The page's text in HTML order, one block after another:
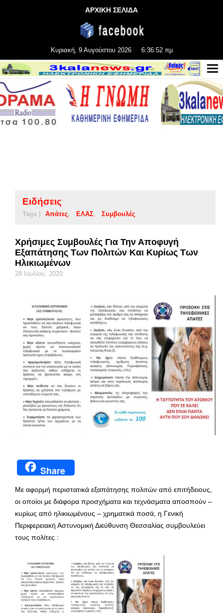
ΑΡΧΙΚΗ ΣΕΛΙΔΑ
Κυριακή, 9 Αυγούστου 2026 6:36:53 πμ
Ειδήσεις
Tags | Απάτες ΕΛΑΣ Συμβουλές
Χρήσιμες Συμβουλές Για Την Αποφυγή
Εξαπάτησης Των Πολιτών Και Κυρίως Των
Ηλικιωμένων
28 Ιουλίου, 2020
Share
Με αφορμή περιστατικά εξαπάτησης πολιτών από επιτήδειους,
οι οποίοι με διάφορα προσχήματα και τεχνάσματα αποσπούν –
κυρίως από ηλικιωμένους – χρηματικά ποσά, η Γενική
Περιφερειακή Αστυνομική Διεύθυνση Θεσσαλίας συμβουλεύει
τους πολίτες :